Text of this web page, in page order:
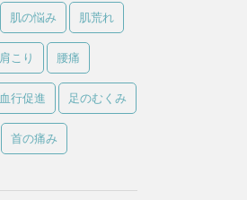
肌の悩み 肌荒れ
肩こり 腰痛
血行促進 足のむくみ
首の痛み